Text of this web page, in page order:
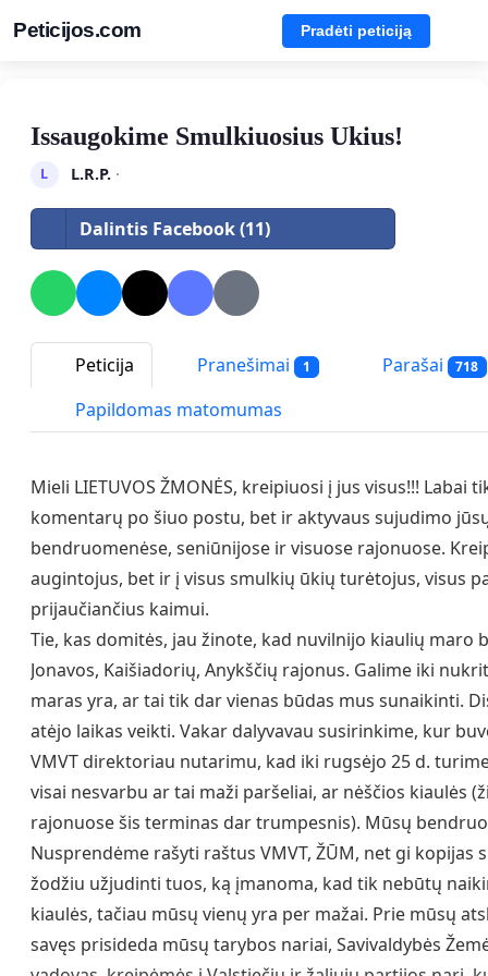
Peticijos.com Pradėti peticiją
Issaugokime Smulkiuosius Ukius!
L L.R.P.·
Dalintis Facebook (11)
Peticija Pranešimai 1 Parašai 718
Papildomas matomumas
Mieli LIETUVOS ŽMONĖS, kreipiuosi į jus visus!!! Labai
komentarų po šiuo postu, bet ir aktyvaus sujudimo
bendruomenėse, seniūnijose ir visuose rajonuose.
augintojus, bet ir į visus smulkių ūkių turėtojus, visus
prijaučiančius kaimui.
Tie, kas domitės, jau žinote, kad nuvilnijo kiaulių maro
Jonavos, Kaišiadorių, Anykščių rajonus. Galime iki
maras yra, ar tai tik dar vienas būdas mus sunaikinti.
atėjo laikas veikti. Vakar dalyvavau susirinkime, kur
VMVT direktoriau nutarimu, kad iki rugsėjo 25 d.
visai nesvarbu ar tai maži paršeliai, ar nėščios kiaulės
rajonuose šis terminas dar trumpesnis). Mūsų
Nusprendėme rašyti raštus VMVT, ŽŪM, net gi kopijas
žodžiu užjudinti tuos, ką įmanoma, kad tik nebūtų
kiaulės, tačiau mūsų vienų yra per mažai. Prie mūsų
savęs prisideda mūsų tarybos nariai, Savivaldybės